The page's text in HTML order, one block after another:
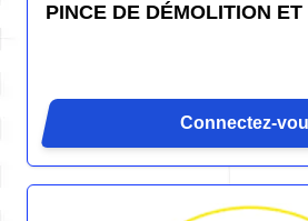
PINCE DE DÉMOLITION ET
Connectez-